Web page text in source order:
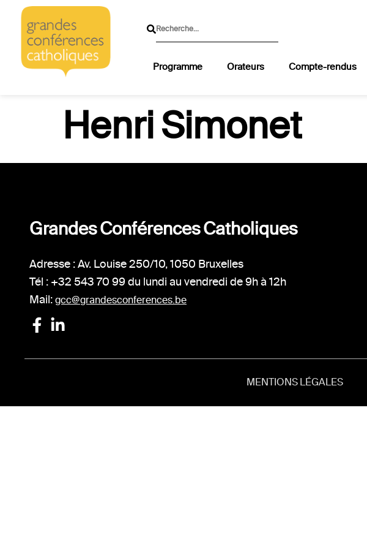
Programme Orateurs Compte-rendus
Henri Simonet
Grandes Conférences Catholiques
Adresse : Av. Louise 250/10, 1050 Bruxelles
Tél : +32 543 70 99 du lundi au vendredi de 9h à 12h
Mail: gcc@grandesconferences.be
MENTIONS LÉGALES